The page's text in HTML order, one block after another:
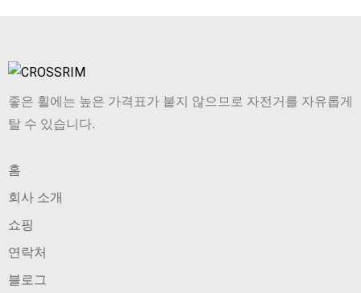
좋은 휠에는 높은 가격표가 붙지 않으므로 자전거를 자유롭게
탈 수 있습니다.
홈
회사 소개
쇼핑
연락처
블로그